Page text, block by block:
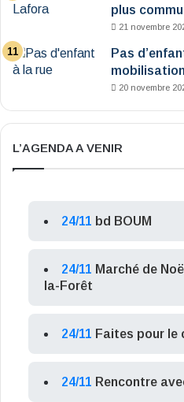
plus
21 novembre
Pas
20 novembre
L’AGENDA A VENIR
24/11 bd BOUM
24/11 Marché de
la-Forêt
24/11 Faites pour le
24/11 Rencontre